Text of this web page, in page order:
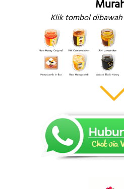
Klik tombol